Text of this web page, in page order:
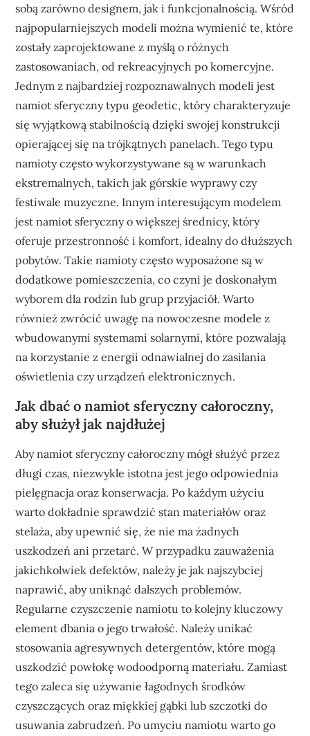
sobą zarówno designem, jak i funkcjonalnością. Wśród
najpopularniejszych modeli można wymienić te, które
zostały zaprojektowane z myślą o różnych
zastosowaniach, od rekreacyjnych po komercyjne.
Jednym z najbardziej rozpoznawalnych modeli jest
namiot sferyczny typu geodetic, który charakteryzuje
się wyjątkową stabilnością dzięki swojej konstrukcji
opierającej się na trójkątnych panelach. Tego typu
namioty często wykorzystywane są w warunkach
ekstremalnych, takich jak górskie wyprawy czy
festiwale muzyczne. Innym interesującym modelem
jest namiot sferyczny o większej średnicy, który
oferuje przestronność i komfort, idealny do dłuższych
pobytów. Takie namioty często wyposażone są w
dodatkowe pomieszczenia, co czyni je doskonałym
wyborem dla rodzin lub grup przyjaciół. Warto
również zwrócić uwagę na nowoczesne modele z
wbudowanymi systemami solarnymi, które pozwalają
na korzystanie z energii odnawialnej do zasilania
oświetlenia czy urządzeń elektronicznych.
Jak dbać o namiot sferyczny całoroczny,
aby służył jak najdłużej
Aby namiot sferyczny całoroczny mógł służyć przez
długi czas, niezwykle istotna jest jego odpowiednia
pielęgnacja oraz konserwacja. Po każdym użyciu
warto dokładnie sprawdzić stan materiałów oraz
stelaża, aby upewnić się, że nie ma żadnych
uszkodzeń ani przetarć. W przypadku zauważenia
jakichkolwiek defektów, należy je jak najszybciej
naprawić, aby uniknąć dalszych problemów.
Regularne czyszczenie namiotu to kolejny kluczowy
element dbania o jego trwałość. Należy unikać
stosowania agresywnych detergentów, które mogą
uszkodzić powłokę wodoodporną materiału. Zamiast
tego zaleca się używanie łagodnych środków
czyszczących oraz miękkiej gąbki lub szczotki do
usuwania zabrudzeń. Po umyciu namiotu warto go